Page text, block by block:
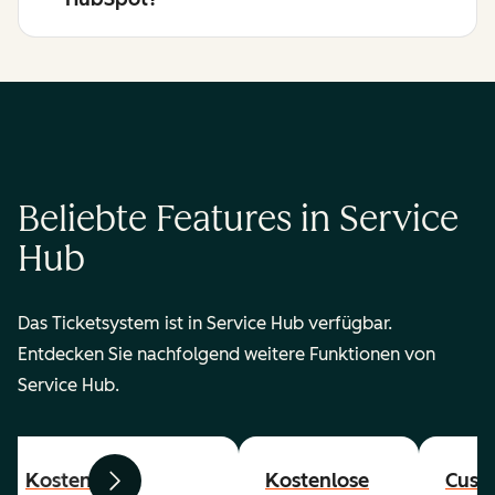
Beliebte Features in Service
Hub
Das Ticketsystem ist in Service Hub verfügbar.
Entdecken Sie nachfolgend weitere Funktionen von
Service Hub.
ZurückWeiter
Kostenlose Kostenlose